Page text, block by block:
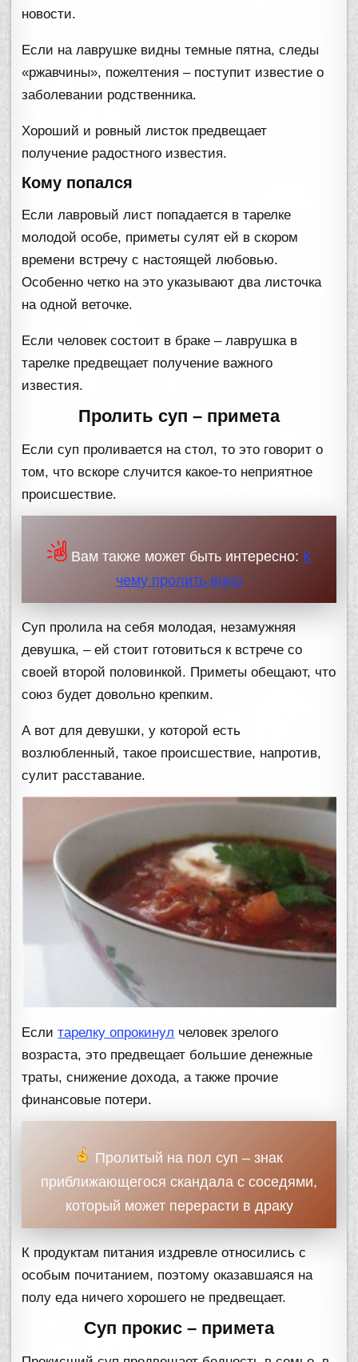
новости.
Если на лаврушке видны темные пятна, следы
«ржавчины», пожелтения – поступит известие о
заболевании родственника.
Хороший и ровный листок предвещает
получение радостного известия.
Кому попался
Если лавровый лист попадается в тарелке
молодой особе, приметы сулят ей в скором
времени встречу с настоящей любовью.
Особенно четко на это указывают два листочка
на одной веточке.
Если человек состоит в браке – лаврушка в
тарелке предвещает получение важного
известия.
Пролить суп – примета
Если суп проливается на стол, то это говорит о
том, что вскоре случится какое-то неприятное
происшествие.
Вам также может быть интересно: К
чему пролить вино
Суп пролила на себя молодая, незамужняя
девушка, – ей стоит готовиться к встрече со
своей второй половинкой. Приметы обещают, что
союз будет довольно крепким.
А вот для девушки, у которой есть
возлюбленный, такое происшествие, напротив,
сулит расставание.
Еслитарелку опрокинул человек зрелого
возраста, это предвещает большие денежные
траты, снижение дохода, а также прочие
финансовые потери.
Пролитый на пол суп – знак
приближающегося скандала с соседями,
который может перерасти в драку
К продуктам питания издревле относились с
особым почитанием, поэтому оказавшаяся на
полу еда ничего хорошего не предвещает.
Суп прокис – примета